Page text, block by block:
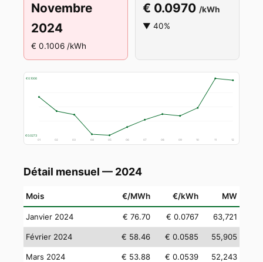
Novembre
2024
€ 0.1006 /kWh
€ 0.0970 /kWh
▼ 40%
€ 0.1006
€ 0.0273
01 02 03 04 05 06 07 08 09 10 11 12
Détail mensuel — 2024
Mois €/MWh €/kWh MW
Janvier 2024 € 76.70 € 0.0767 63,721
Février 2024 € 58.46 € 0.0585 55,905
Mars 2024 € 53.88 € 0.0539 52,243